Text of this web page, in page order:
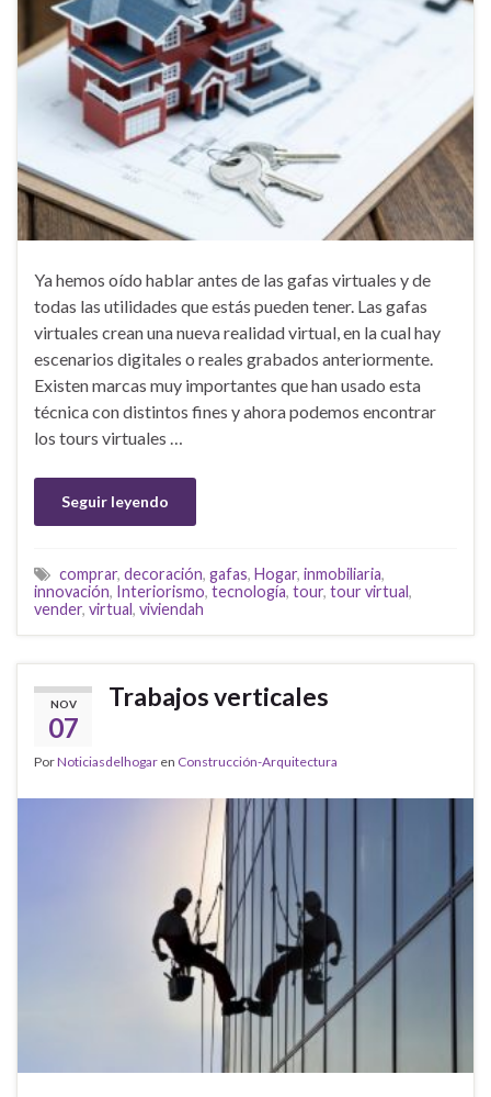
Ya hemos oído hablar antes de las gafas virtuales y de
todas las utilidades que estás pueden tener. Las gafas
virtuales crean una nueva realidad virtual, en la cual hay
escenarios digitales o reales grabados anteriormente.
Existen marcas muy importantes que han usado esta
técnica con distintos fines y ahora podemos encontrar
los tours virtuales …
Seguir leyendo
comprar, decoración, gafas, Hogar, inmobiliaria,
innovación, Interiorismo, tecnología, tour, tour virtual,
vender, virtual, viviendah
NOV
07
Trabajos verticales
PorNoticiasdelhogar en Construcción-Arquitectura